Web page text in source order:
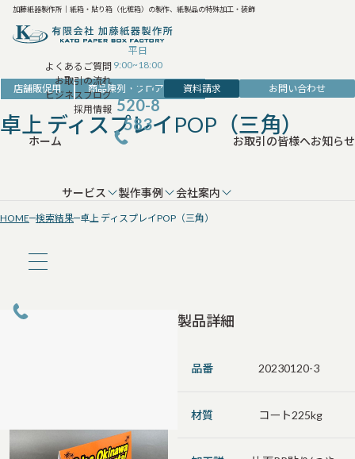
加藤紙器製作所｜紙箱・貼り箱（化粧箱）の製作、紙製品の特殊加工・装飾
よくあるご質問
お取引の流れ
ビジネスブログ
採用情報
平日
9:00~18:00
042-
520-8
583
資料請求 お問い合わせ
ホーム
サービス 製作事例 会社案内
お取引の皆様へお知らせ
店舗販促用 商品陳列・フロア展示用
卓上 ディスプレイPOP（三角）
HOME 検索結果 卓上 ディスプレイPOP（三角）
製品詳細
品番 20230120-3
材質 コート225kg